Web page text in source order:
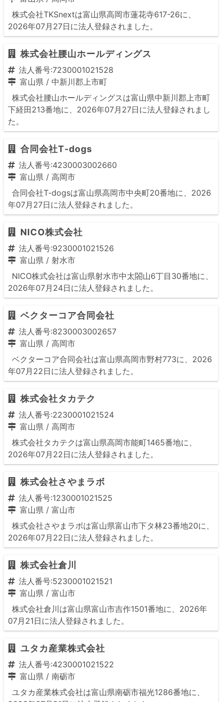
株式会社TKSnextは富山県高岡市蓮花寺617-26に、
2026年07月27日に法人登録されました。
株式会社腰山ホールディングス
法人番号:7230001021528
富山県 / 中新川郡上市町
株式会社腰山ホールディングスは富山県中新川郡上市町
下経田213番地に、2026年07月27日に法人登録されまし
た。
合同会社T‐dogs
法人番号:4230003002660
富山県 / 高岡市
合同会社T‐dogsは富山県高岡市中央町20番地に、2026
年07月27日に法人登録されました。
NICO株式会社
法人番号:9230001021526
富山県 / 射水市
NICO株式会社は富山県射水市中太閤山6丁目30番地に、
2026年07月24日に法人登録されました。
ベクターコア合同会社
法人番号:8230003002657
富山県 / 高岡市
ベクターコア合同会社は富山県高岡市野村773に、2026
年07月22日に法人登録されました。
株式会社タカテク
法人番号:2230001021524
富山県 / 高岡市
株式会社タカテクは富山県高岡市能町1465番地に、
2026年07月22日に法人登録されました。
株式会社さやまラボ
法人番号:1230001021525
富山県 / 富山市
株式会社さやまラボは富山県富山市下タ林23番地20に、
2026年07月22日に法人登録されました。
株式会社倉川
法人番号:5230001021521
富山県 / 富山市
株式会社倉川は富山県富山市吉作1501番地に、2026年
07月21日に法人登録されました。
ユタカ産業株式会社
法人番号:4230001021522
富山県 / 南砺市
ユタカ産業株式会社は富山県南砺市福光1286番地に、